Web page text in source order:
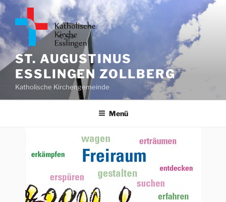
Zum
Inhalt
springen
ST. AUGUSTINUS
ESSLINGEN ZOLLBERG
Katholische Kirchengemeinde
Menü